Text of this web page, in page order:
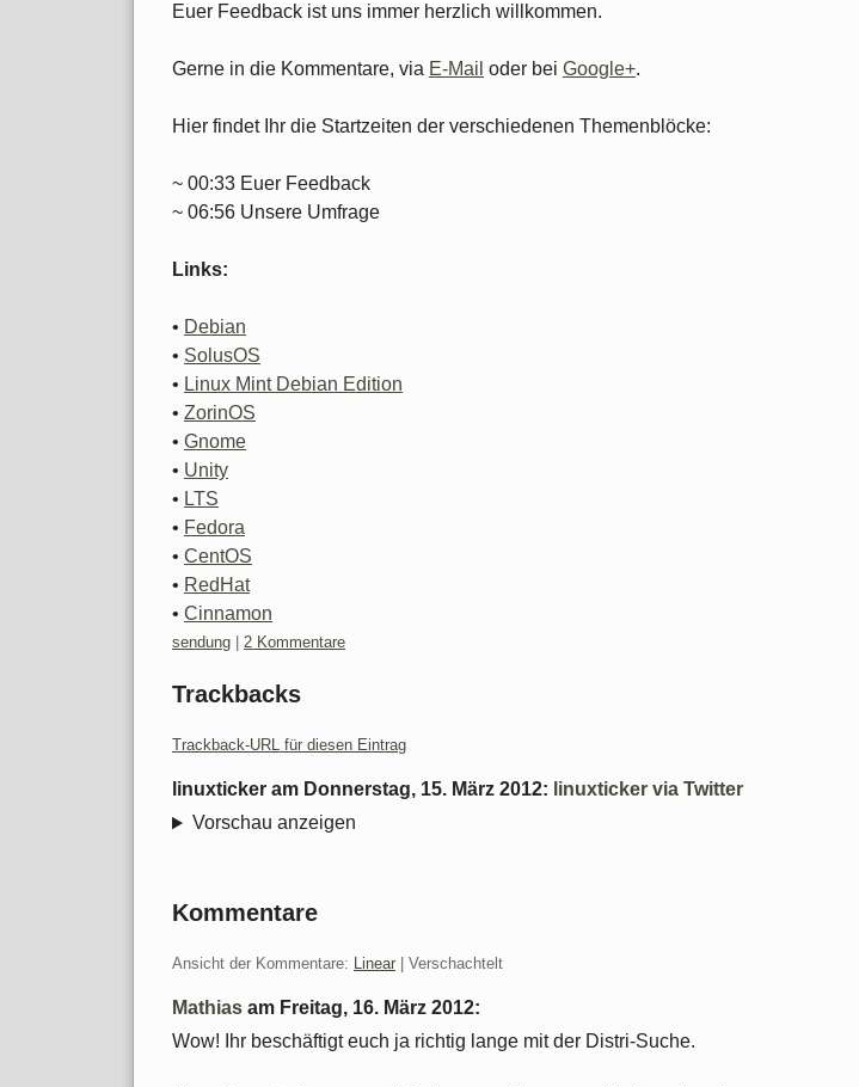
Euer Feedback ist uns immer herzlich willkommen.
Gerne in die Kommentare, via E-Mail oder bei Google+.
Hier findet Ihr die Startzeiten der verschiedenen Themenblöcke:
~ 00:33 Euer Feedback
~ 06:56 Unsere Umfrage
Links:
• Debian
• SolusOS
• Linux Mint Debian Edition
• ZorinOS
• Gnome
• Unity
• LTS
• Fedora
• CentOS
• RedHat
• Cinnamon
Kategorien:
sendung 2 Kommentare
Trackbacks
Trackback-URL für diesen Eintrag
linuxticker am Donnerstag, 15. März 2012: linuxticker via Twitter
Vorschau anzeigen
Kommentare
Ansicht der Kommentare: Linear | Verschachtelt
Mathias am Freitag, 16. März 2012:
Wow! Ihr beschäftigt euch ja richtig lange mit der Distri-Suche.